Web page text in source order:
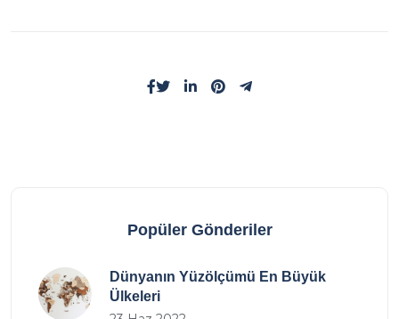
Popüler Gönderiler
Dünyanın Yüzölçümü En Büyük
Ülkeleri